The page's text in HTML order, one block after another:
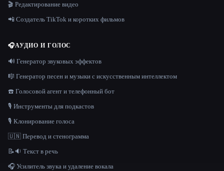
🎬 Редактирование видео
📲 Создатель TikTok и коротких фильмов
🎧АУДИО И ГОЛОС
🔊 Генератор звуковых эффектов
🎼 Генератор песен и музыки с искусственным интеллектом
☎️ Голосовой агент и телефонный бот
🎙️ Инструменты для подкастов
🎙️ Клонирование голоса
🇺🇳 Перевод и стенограмма
📝🔉 Текст в речь
🎧 Усилитель звука и удаление вокала